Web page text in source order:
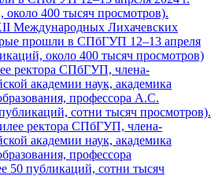
Международных Лихачевских
прошли в СПбГУП 12–13 апреля
около 400 тысяч просмотров)
ректора СПбГУП, члена-
академии наук, академика
профессора
50 публикаций, сотни тысяч